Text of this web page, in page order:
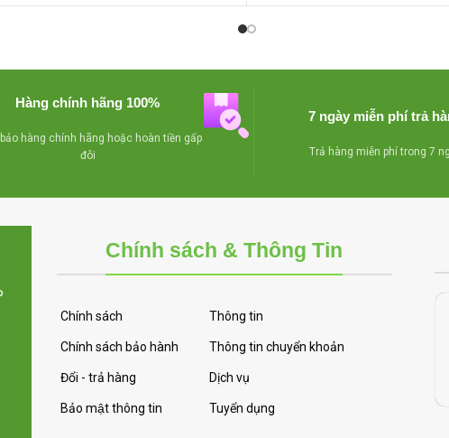
bằng chất liệu nhôm - Miễn
lắp đặt vận chuyển tại TP HCM
năng
Tủ đông có thời gian bảo
Hàng chính hãng 100%
hàng chính hãng hoặc hoàn tiền gấp
đôi
7 ngày miễn phí trả
Trả hàng miễn phí trong 7
Chính sách & Thông Tin
Chính sách
Chính sách bảo hành
Đổi - trả hàng
Bảo mật thông tin
Thông tin
Thông tin chuyển khoản
Dịch vụ
Tuyển dụng